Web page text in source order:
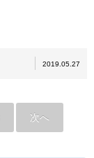
2019.05.27
次へ